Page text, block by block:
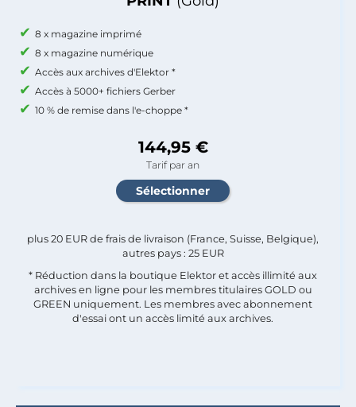
8 x magazine imprimé
8 x magazine numérique
Accès aux archives d'Elektor *
Accès à 5000+ fichiers Gerber
10 % de remise dans l'e-choppe *
144,95 €
Tarif par an
plus 20 EUR de frais de livraison (France, Suisse, Belgique),
autres pays : 25 EUR
* Réduction dans la boutique Elektor et accès illimité aux
archives en ligne pour les membres titulaires GOLD ou
GREEN uniquement. Les membres avec abonnement
d'essai ont un accès limité aux archives.